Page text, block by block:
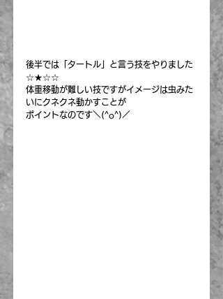
後半では「タートル」と言う技をやりました
☆★☆☆
体重移動が難しい技ですがイメージは虫みた
いにクネクネ動かすことが
ポイントなのです＼(^o^)／